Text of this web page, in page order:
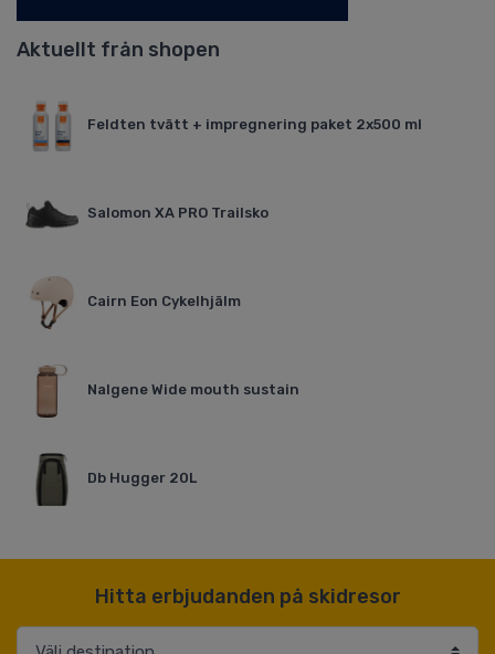
Aktuellt från shopen
Feldten tvätt + impregnering paket 2x500 ml
Salomon XA PRO Trailsko
Cairn Eon Cykelhjälm
Nalgene Wide mouth sustain
Db Hugger 20L
Hitta erbjudanden på skidresor